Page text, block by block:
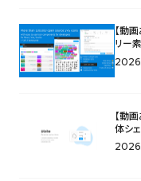
【動
リー
【動
体シ